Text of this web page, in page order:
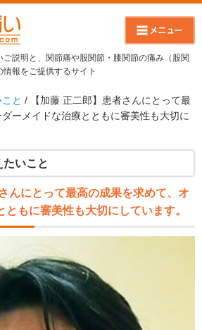
ご説明と、関節痛や股関節・膝関節の痛み（股関
報をご提供するサイト
と / 【加藤 正二郎】患者さんにとって最
ーメイドな治療とともに審美性も大切に
いこと
んにとって最高の成果を求めて、オ
ともに審美性も大切にしています。